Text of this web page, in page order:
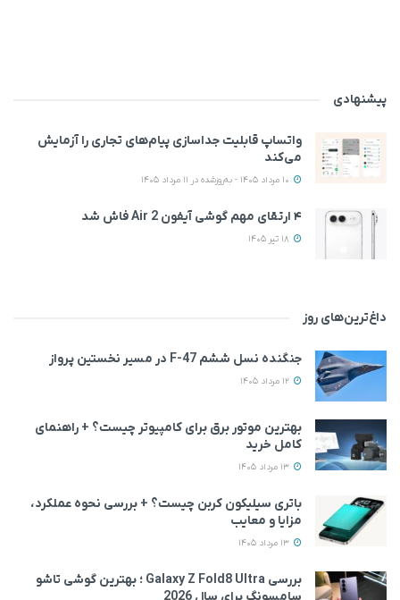
پیشنهادی
واتساپ قابلیت جداسازی پیام‌های تجاری را آزمایش
می‌کند
۴ ارتقای مهم گوشی آیفون Air 2 فاش شد
داغ‌ترین‌های روز
جنگنده نسل ششم F-47 در مسیر نخستین پرواز
بهترین موتور برق برای کامپیوتر چیست؟ + راهنمای
کامل خرید
باتری سیلیکون کربن چیست؟ + بررسی نحوه عملکرد،
مزایا و معایب
بررسی Galaxy Z Fold8 Ultra ؛ بهترین گوشی تاشو